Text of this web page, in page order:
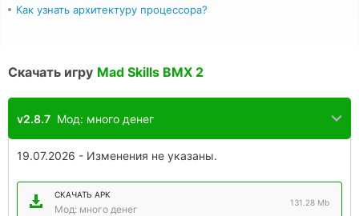
Как узнать архитектуру процессора?
Скачать игру Mad Skills BMX 2
v2.8.7 Мод: много денег
19.07.2026 - Изменения не указаны.
СКАЧАТЬ APK
Мод: много денег
131.28 Mb